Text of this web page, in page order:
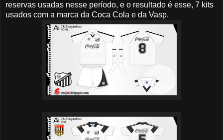
reservas usadas nesse período, e o resultado é esse, 7 kits
usados com a marca da Coca Cola e da Vasp.